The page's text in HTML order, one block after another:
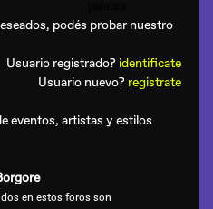
podés probar nuestro
Usuario registrado? identificate
Usuario nuevo? registrate
eventos, artistas y estilos
en estos foros son